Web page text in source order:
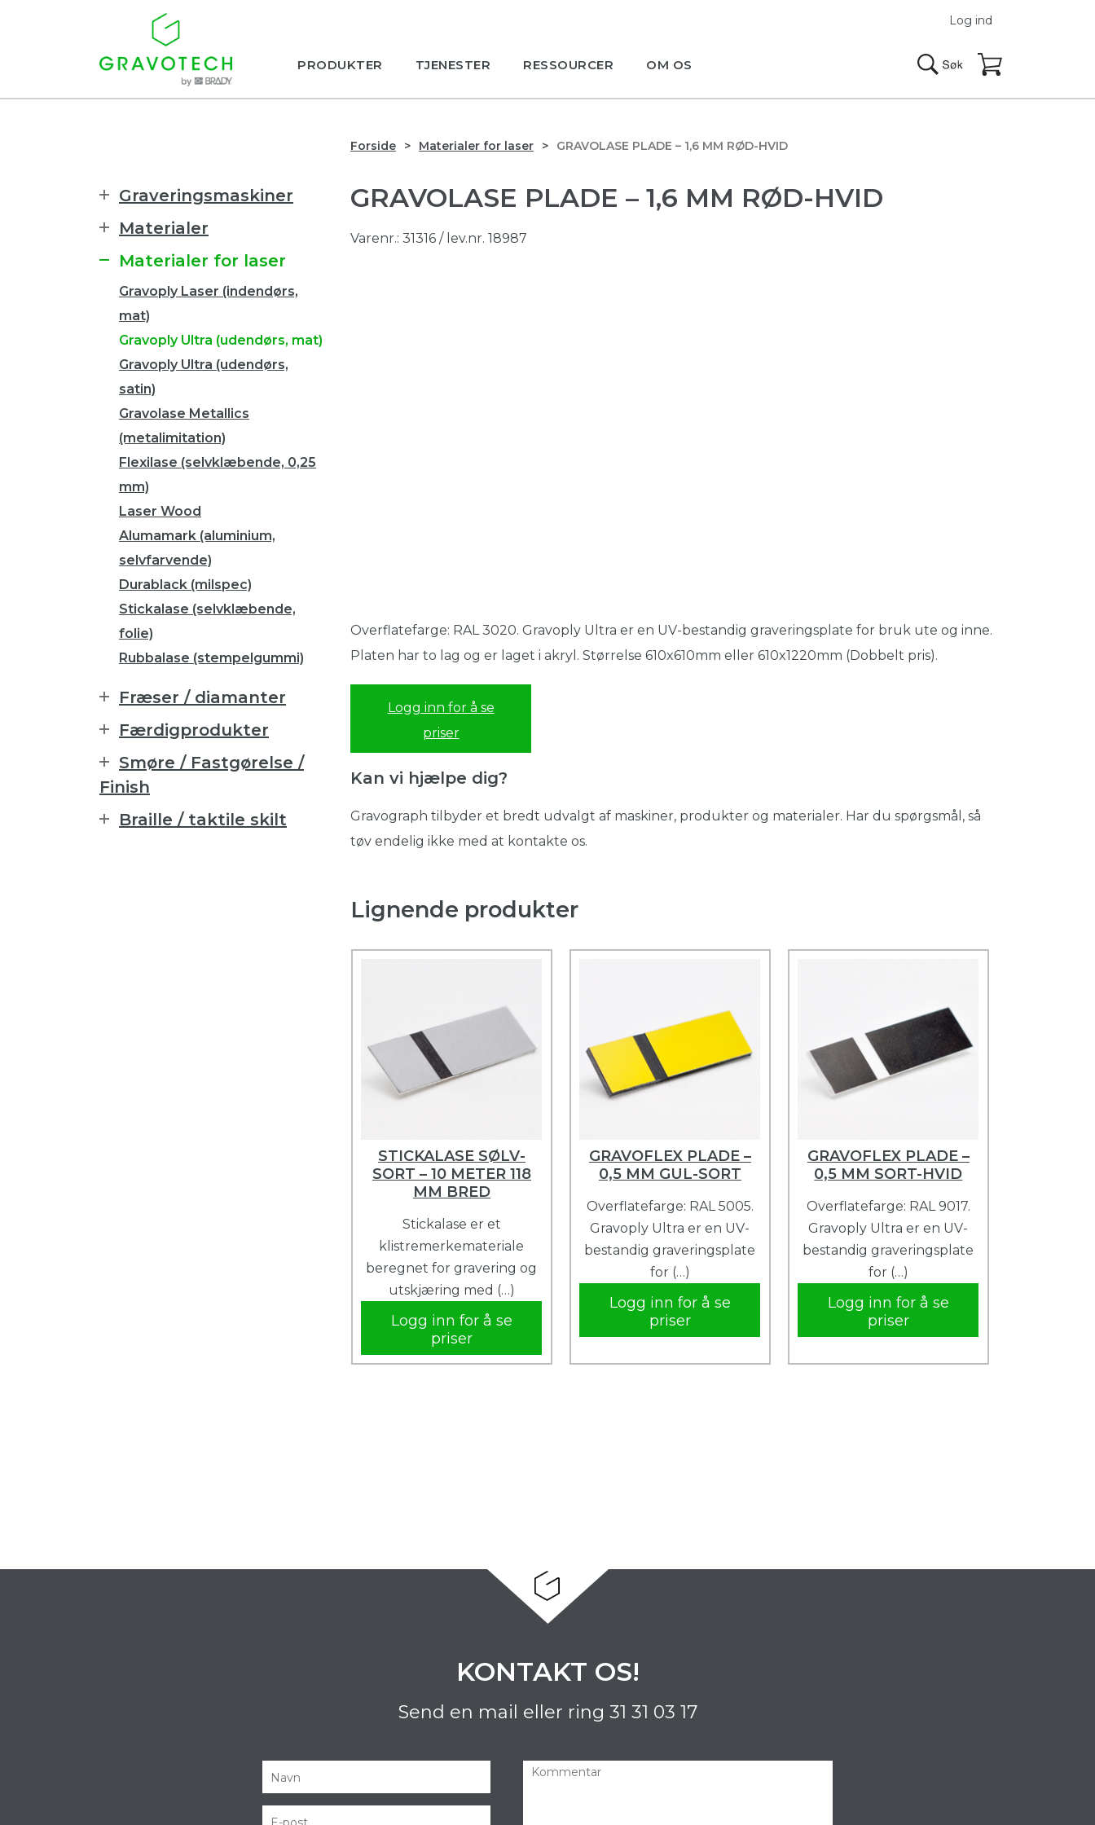
PRODUKTER TJENESTER RESSOURCER OM OS
Log ind
Forside Materialer for laser GRAVOLASE PLADE – 1,6 MM RØD-HVID
GRAVOLASE PLADE – 1,6 MM RØD-HVID
Varenr.: 31316 / lev.nr. 18987
Overflatefarge: RAL 3020. Gravoply Ultra er en UV-bestandig graveringsplate for bruk ute og inne.
Platen har to lag og er laget i akryl. Størrelse 610x610mm eller 610x1220mm (Dobbelt pris).
Logg inn for å se
priser
Kan vi hjælpe dig?
Gravograph tilbyder et bredt udvalgt af maskiner, produkter og materialer. Har du spørgsmål, så
tøv endelig ikke med at kontakte os.
Lignende produkter
STICKALASE SØLV-
SORT – 10 METER 118
MM BRED
Stickalase er et
klistremerkemateriale
beregnet for gravering og
utskjæring med (…)
Logg inn for å se
priser
GRAVOFLEX PLADE –
0,5 MM GUL-SORT
Overflatefarge: RAL 5005.
Gravoply Ultra er en UV-
bestandig graveringsplate
for (…)
Logg inn for å se
priser
GRAVOFLEX PLADE –
0,5 MM SORT-HVID
Overflatefarge: RAL 9017.
Gravoply Ultra er en UV-
bestandig graveringsplate
for (…)
Logg inn for å se
priser
Graveringsmaskiner
Materialer
Materialer for laser
Gravoply Laser (indendørs,
mat)
Gravoply Ultra (udendørs, mat)
Gravoply Ultra (udendørs,
satin)
Gravolase Metallics
(metalimitation)
Flexilase (selvklæbende, 0,25
mm)
Laser Wood
Alumamark (aluminium,
selvfarvende)
Durablack (milspec)
Stickalase (selvklæbende,
folie)
Rubbalase (stempelgummi)
Fræser / diamanter
Færdigprodukter
Smøre / Fastgørelse /
Finish
Braille / taktile skilt
KONTAKT OS!
Send en mail eller ring 31 31 03 17